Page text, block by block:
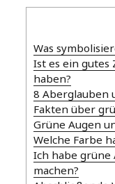
Was
Ist es ein gutes
haben?
8 Aberglauben
Fakten über
Grüne Augen
Welche Farbe
Ich habe grüne
machen?